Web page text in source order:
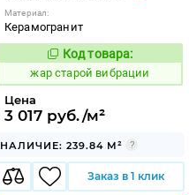
Материал:
Керамогранит
371510
Код товара:
жар старой вибрации
Цена
3 017 руб./м²
НАЛИЧИЕ: 239.84 М²
Заказ в 1 клик